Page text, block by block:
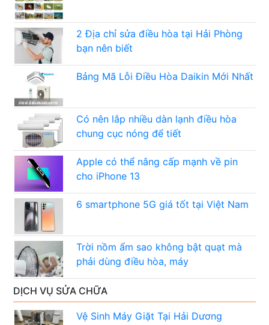
2 Địa chỉ sửa điều hòa tại Hải Phòng
bạn nên biết
Bảng Mã Lỗi Điều Hòa Daikin Mới Nhất
Có nên lắp nhiều dàn lạnh điều hòa
chung cục nóng để tiết
Apple có thể nâng cấp mạnh về pin
cho iPhone 13
6 smartphone 5G giá tốt tại Việt Nam
Trời nồm ẩm sao không bật quạt mà
phải dùng điều hòa, máy
DỊCH VỤ SỬA CHỮA
Vệ Sinh Máy Giặt Tại Hải Dương